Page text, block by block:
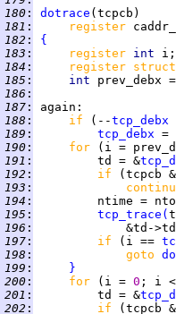
180 : dotrace
181 :
register
182 :
{
183 : register int
184 :
register
185 : int prev_debx
186 :
187 : again
188 : if (--tcp_debx
189 : tcp_debx =
190 : for
(i =
191 :
         td = &
192 :
if
193 :
194 :
195 : tcp_trace (
196 :
&td-
197 : if (i ==
198 : goto
199 :
}
200 : for (i = 0 ; i
201 :
         td = &
202 :
if